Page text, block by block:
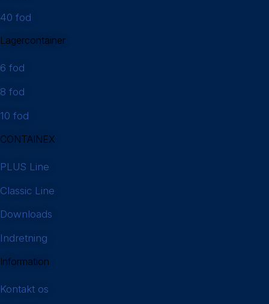
40 fod
Lagercontainer
6 fod
8 fod
10 fod
CONTAINEX
PLUS Line
Classic Line
Downloads
Indretning
Information
Kontakt os